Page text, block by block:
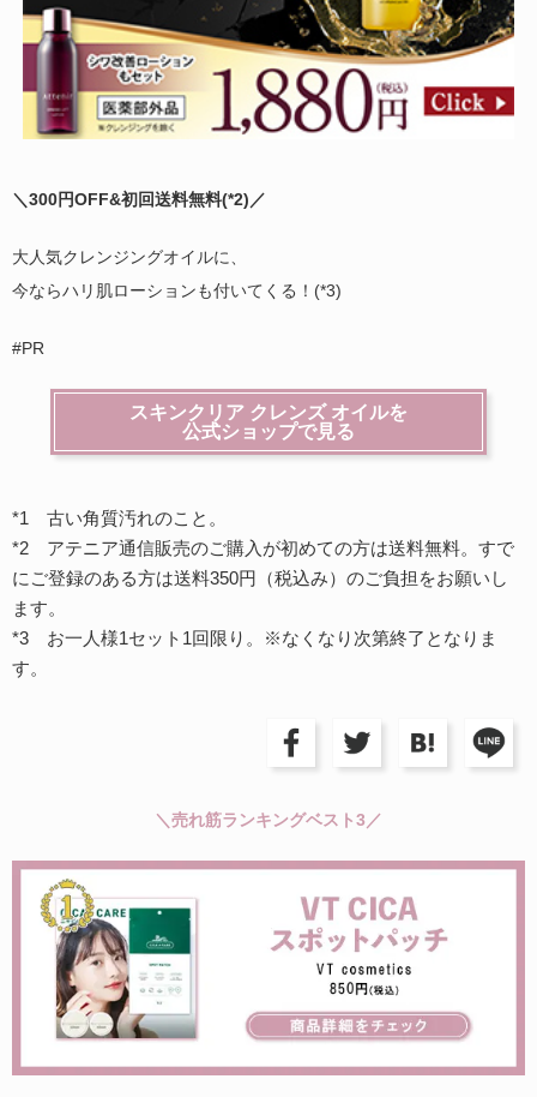
＼300円OFF&初回送料無料(*2) ／
大人気クレンジングオイルに、
今ならハリ肌ローションも付いてくる！(*3)
#PR
スキンクリア クレンズ オイルを
公式ショップで見る
*1 古い角質汚れのこと。
*2 アテニア通信販売のご購入が初めての方は送料無料。すで
にご登録のある方は送料350円（税込み）のご負担をお願いし
ます。
*3 お一人様1セット1回限り。※なくなり次第終了となりま
す。
＼売れ筋ランキングベスト3／